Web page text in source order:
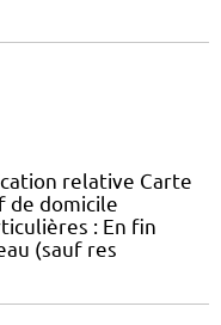
relative Carte
de domicile
: En fin
(sauf res